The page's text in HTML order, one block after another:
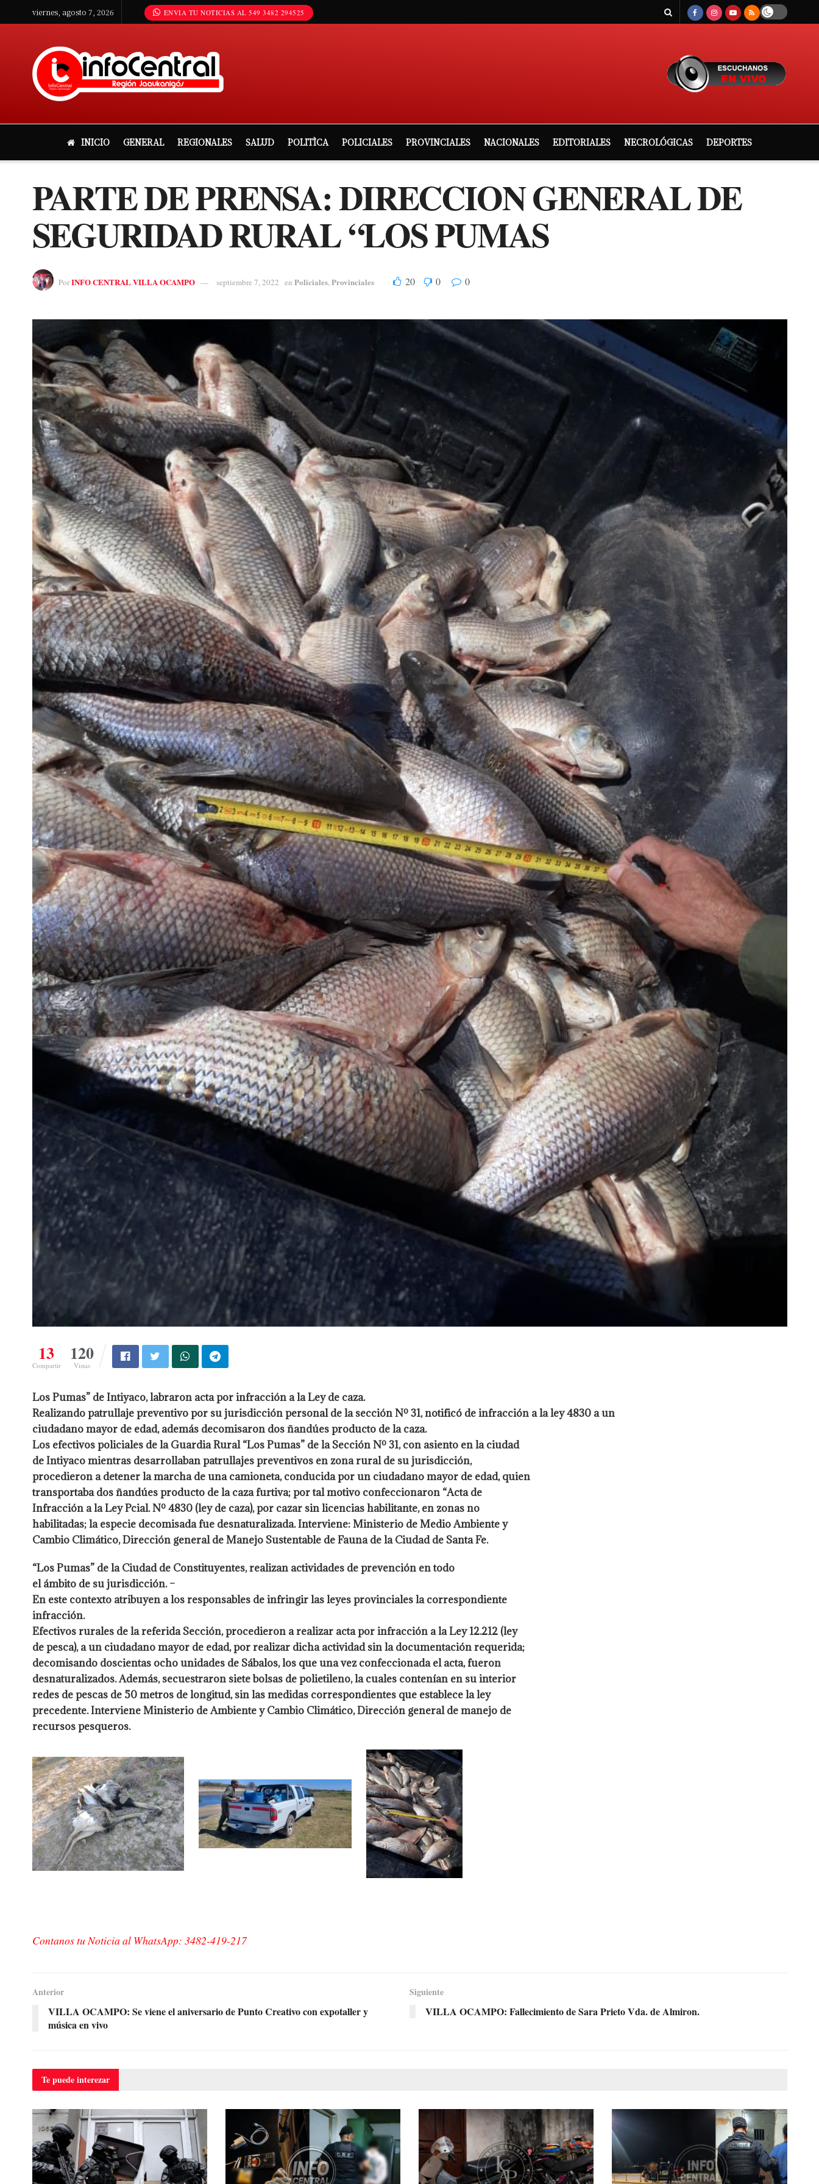
viernes, agosto 7, 2026 ENVIA TU NOTICIAS AL 549 3482 294525
INICIO GENERAL REGIONALES SALUD POLITÌCA POLICIALES PROVINCIALES NACIONALES EDITORIALES NECROLÓGICAS DEPORTES
PARTE DE PRENSA: DIRECCION GENERAL DE
SEGURIDAD RURAL “LOS PUMAS
PorINFO CENTRAL VILLA OCAMPO septiembre 7, 2022 en Policiales,Provinciales 20 0 0
13
Compartir
120
Vistas
Los Pumas” de Intiyaco, labraron acta por infracción a la Ley de caza.
Realizando patrullaje preventivo por su jurisdicción personal de la sección Nº 31, notificó de infracción a la ley 4830 a un
ciudadano mayor de edad, además decomisaron dos ñandúes producto de la caza.
Los efectivos policiales de la Guardia Rural “Los Pumas” de la Sección Nº 31, con asiento en la ciudad
de Intiyaco mientras desarrollaban patrullajes preventivos en zona rural de su jurisdicción,
procedieron a detener la marcha de una camioneta, conducida por un ciudadano mayor de edad, quien
transportaba dos ñandúes producto de la caza furtiva; por tal motivo confeccionaron “Acta de
Infracción a la Ley Pcial. Nº 4830 (ley de caza), por cazar sin licencias habilitante, en zonas no
habilitadas; la especie decomisada fue desnaturalizada. Interviene: Ministerio de Medio Ambiente y
Cambio Climático, Dirección general de Manejo Sustentable de Fauna de la Ciudad de Santa Fe.
“Los Pumas” de la Ciudad de Constituyentes, realizan actividades de prevención en todo
el ámbito de su jurisdicción. –
En este contexto atribuyen a los responsables de infringir las leyes provinciales la correspondiente
infracción.
Efectivos rurales de la referida Sección, procedieron a realizar acta por infracción a la Ley 12.212 (ley
de pesca), a un ciudadano mayor de edad, por realizar dicha actividad sin la documentación requerida;
decomisando doscientas ocho unidades de Sábalos, los que una vez confeccionada el acta, fueron
desnaturalizados. Además, secuestraron siete bolsas de polietileno, la cuales contenían en su interior
redes de pescas de 50 metros de longitud, sin las medidas correspondientes que establece la ley
precedente. Interviene Ministerio de Ambiente y Cambio Climático, Dirección general de manejo de
recursos pesqueros.
Contanos tu Noticia al WhatsApp: 3482-419-217
Anterior
VILLA OCAMPO: Se viene el aniversario de Punto Creativo con expotaller y
música en vivo
Siguiente
VILLA OCAMPO: Fallecimiento de Sara Prieto Vda. de Almiron.
Te puedeinterezar